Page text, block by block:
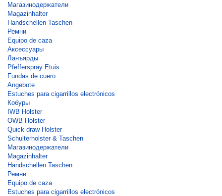
Магазинодержатели
Magazinhalter
Handschellen Taschen
Ремни
Equipo de caza
Аксессуары
Ланъярды
Pfefferspray Etuis
Fundas de cuero
Angebote
Estuches para cigarrillos electrónicos
Кобуры
IWB Holster
OWB Holster
Quick draw Holster
Schulterholster & Taschen
Магазинодержатели
Magazinhalter
Handschellen Taschen
Ремни
Equipo de caza
Estuches para cigarrillos electrónicos